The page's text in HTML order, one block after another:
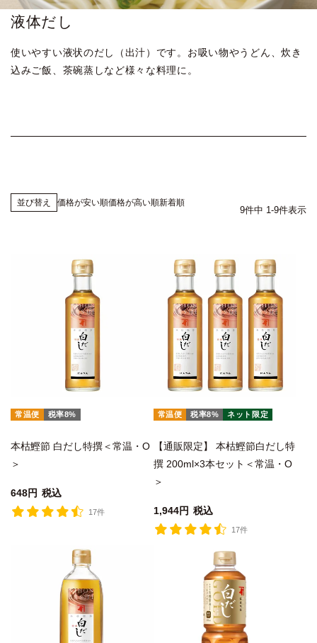
液体だし
使いやすい液状のだし（出汁）です。 お吸い物やうどん、炊き
込みご飯、茶碗蒸しなど様々な料理に。
並び替え 価格が安い順価格が高い順新着順
9件中 1-9件表示
常温便 税率8%
本枯鰹節 白だし特撰＜常温・O
＞
648 税込
17件
常温便 税率8% ネット限定
【通販限定】 本枯鰹節白だし特
撰 200ml×3本セット＜常温・O
＞
1,944 税込
17件